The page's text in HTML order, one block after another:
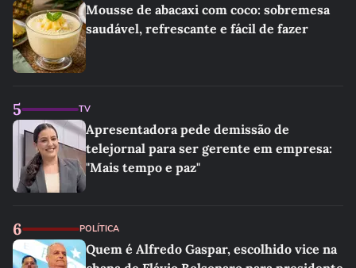
Mousse de abacaxi com coco: sobremesa
saudável, refrescante e fácil de fazer
5 TV
Apresentadora pede demissão de
telejornal para ser gerente em empresa:
"Mais tempo e paz"
6 POLÍTICA
Quem é Alfredo Gaspar, escolhido vice na